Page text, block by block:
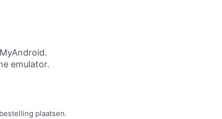
emulator.
plaatsen.